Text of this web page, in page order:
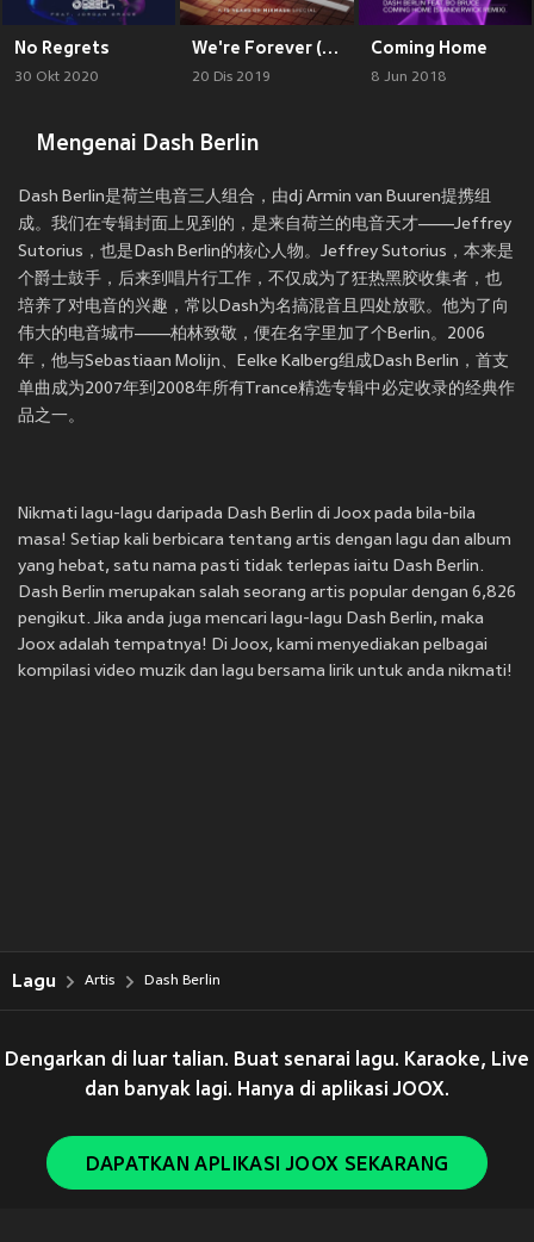
No Regrets
30 Okt 2020
We're Forever (Jeffrey Sutorius Remix)
20 Dis 2019
Coming Home
8 Jun 2018
Mengenai Dash Berlin
Dash Berlin是荷兰电音三人组合，由dj Armin van Buuren提携组
成。我们在专辑封面上见到的，是来自荷兰的电音天才——Jeffrey
Sutorius，也是Dash Berlin的核心人物。Jeffrey Sutorius，本来是
个爵士鼓手，后来到唱片行工作，不仅成为了狂热黑胶收集者，也
培养了对电音的兴趣，常以Dash为名搞混音且四处放歌。他为了向
伟大的电音城巿——柏林致敬，便在名字里加了个Berlin。2006
年，他与Sebastiaan Molijn、Eelke Kalberg组成Dash Berlin，首支
单曲成为2007年到2008年所有Trance精选专辑中必定收录的经典作
品之一。
Nikmati lagu-lagu daripada Dash Berlin di Joox pada bila-bila
masa! Setiap kali berbicara tentang artis dengan lagu dan album
yang hebat, satu nama pasti tidak terlepas iaitu Dash Berlin.
Dash Berlin merupakan salah seorang artis popular dengan 6,826
pengikut. Jika anda juga mencari lagu-lagu Dash Berlin, maka
Joox adalah tempatnya! Di Joox, kami menyediakan pelbagai
kompilasi video muzik dan lagu bersama lirik untuk anda nikmati!
Lagu Artis Dash Berlin
Dengarkan di luar talian. Buat senarai lagu. Karaoke, Live
dan banyak lagi. Hanya di aplikasi JOOX.
DAPATKAN APLIKASI JOOX SEKARANG